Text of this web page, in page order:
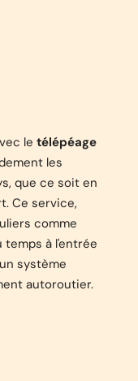
le télépéage
les
que ce soit en
Ce service,
comme
temps à l'entrée
système
autoroutier.